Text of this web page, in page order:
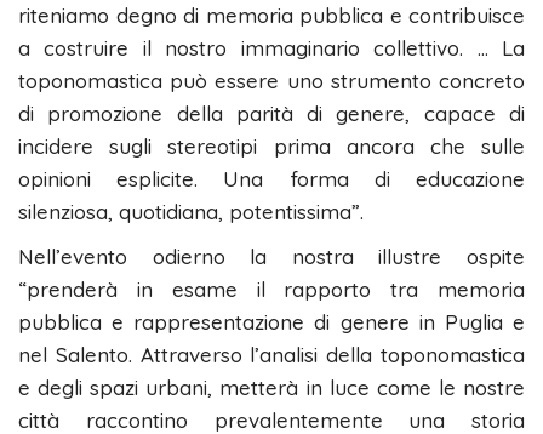
riteniamo degno di memoria pubblica e contribuisce
a costruire il nostro immaginario collettivo. … La
toponomastica può essere uno strumento concreto
di promozione della parità di genere, capace di
incidere sugli stereotipi prima ancora che sulle
opinioni esplicite. Una forma di educazione
silenziosa, quotidiana, potentissima”.
Nell’evento odierno la nostra illustre ospite
“prenderà in esame il rapporto tra memoria
pubblica e rappresentazione di genere in Puglia e
nel Salento. Attraverso l’analisi della toponomastica
e degli spazi urbani, metterà in luce come le nostre
città raccontino prevalentemente una storia